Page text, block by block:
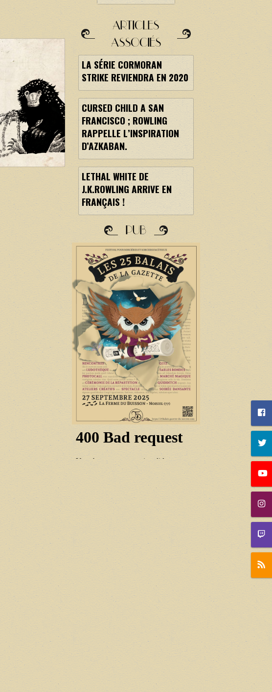
ARTICLES
ASSOCIÉS
LA SÉRIE CORMORAN
STRIKE REVIENDRA EN 2020
CURSED CHILD A SAN
FRANCISCO ; ROWLING
RAPPELLE L’INSPIRATION
D’AZKABAN.
LETHAL WHITE DE
J.K.ROWLING ARRIVE EN
FRANÇAIS !
PUB